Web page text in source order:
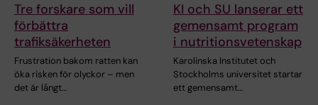
Tre forskare som vill
förbättra
trafiksäkerheten
Frustration bakom ratten kan
öka risken för olyckor – men
det är långt…
KI och SU lanserar ett
gemensamt program
i nutritionsvetenskap
Karolinska Institutet och
Stockholms universitet startar
ett gemensamt…